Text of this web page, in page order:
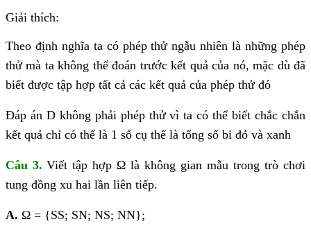
Giải thích:
Theo định nghĩa ta có phép thử ngẫu nhiên là những phép
thử mà ta không thể đoán trước kết quả của nó, mặc dù đã
biết được tập hợp tất cả các kết quả của phép thử đó
Đáp án D không phải phép thử vì ta có thể biết chắc chắn
kết quả chỉ có thể là 1 số cụ thể là tổng số bi đỏ và xanh
Câu 3. Viết tập hợp Ω là không gian mẫu trong trò chơi
tung đồng xu hai lần liên tiếp.
A. Ω = {SS; SN; NS; NN};